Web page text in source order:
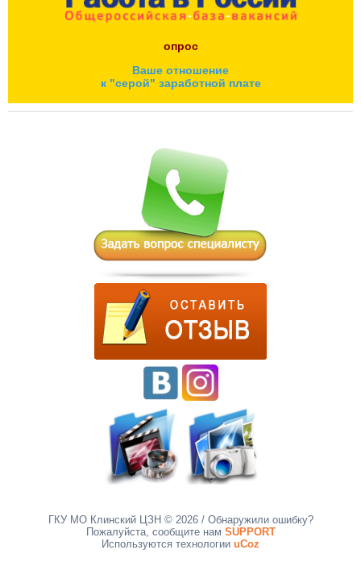
опрос
Ваше отношение
к "серой" заработной плате
ГКУ МО Клинский ЦЗН © 2026/ Обнаружили ошибку?
Пожалуйста, сообщите нам SUPPORT
Используются технологии uCoz